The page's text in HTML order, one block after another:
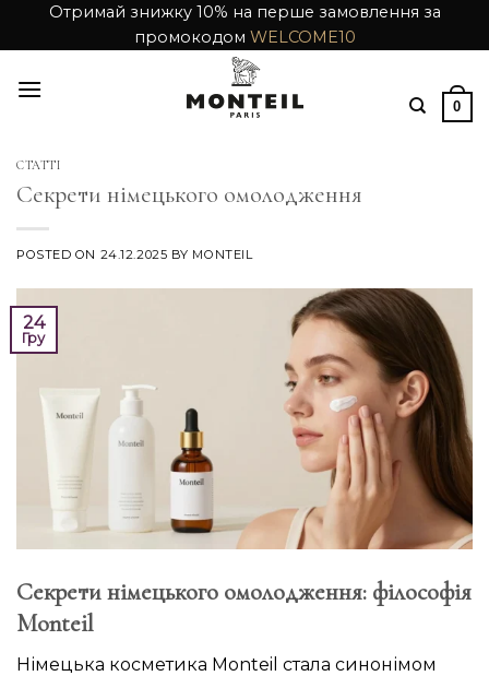
Отримай знижку 10% на перше замовлення за
промокодом WELCOME10
0
СТАТТІ
Секрети німецького омолодження
POSTED ON 24.12.2025 BY MONTEIL
24
Гру
Секрети німецького омолодження: філософія
Monteil
Німецька косметика Monteil стала синонімом